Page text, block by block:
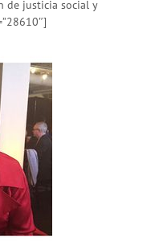
de justicia social y